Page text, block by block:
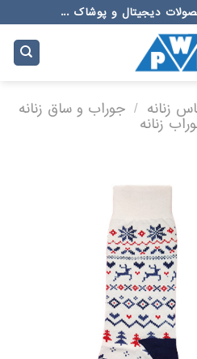
دیجیتال و پوشاک ...
زنانه / جوراب و ساق زنانه
زنانه